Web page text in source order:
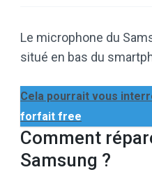
Le microphone du
situé en bas du
Cela pourrait vous
forfait free
Comment
Samsung ?